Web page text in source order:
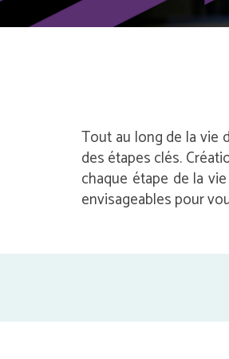
Tout au long de la vie
des étapes clés.
chaque étape de la
envisageables pour